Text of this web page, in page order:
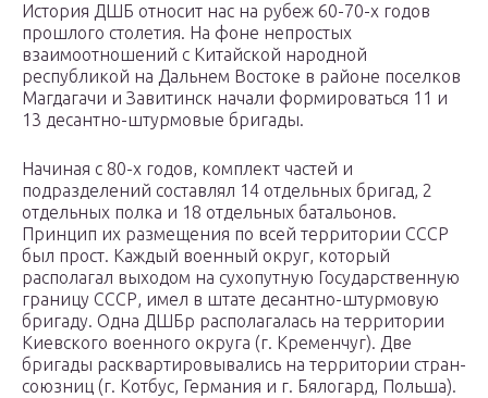
История ДШБ относит нас на рубеж 60-70-х годов
прошлого столетия. На фоне непростых
взаимоотношений с Китайской народной
республикой на Дальнем Востоке в районе поселков
Магдагачи и Завитинск начали формироваться 11 и
13 десантно-штурмовые бригады.
Начиная с 80-х годов, комплект частей и
подразделений составлял 14 отдельных бригад, 2
отдельных полка и 18 отдельных батальонов.
Принцип их размещения по всей территории СССР
был прост. Каждый военный округ, который
располагал выходом на сухопутную Государственную
границу СССР, имел в штате десантно-штурмовую
бригаду. Одна ДШБр располагалась на территории
Киевского военного округа (г. Кременчуг). Две
бригады расквартировывались на территории стран-
союзниц (г. Котбус, Германия и г. Бялогард, Польша).